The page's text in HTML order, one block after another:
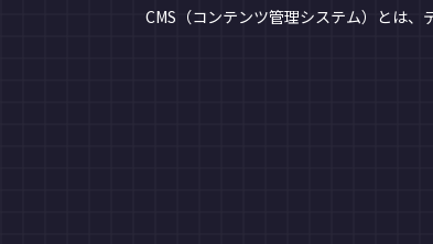
CMS（コンテンツ管理システム）とは